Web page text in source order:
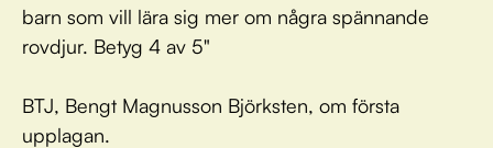
barn som vill lära sig mer om några spännande
rovdjur. Betyg 4 av 5"
BTJ, Bengt Magnusson Björksten, om första
upplagan.